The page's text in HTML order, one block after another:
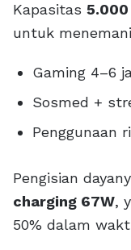
Kapasitas 5.000
untuk
Gaming 4–6
Sosmed +
Penggunaan
Pengisian
charging 67W,
50% dalam